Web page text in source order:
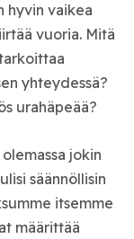
hyvin vaikea
vuoria. Mitä
yhteydessä?
urahäpeää?
jokin
säännöllisin
itsemme
määrittää